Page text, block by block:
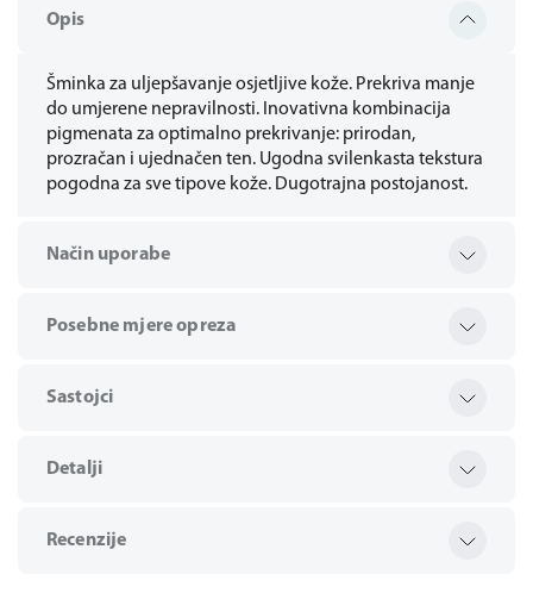
Opis
Šminka za uljepšavanje osjetljive kože. Prekriva manje
do umjerene nepravilnosti. Inovativna kombinacija
pigmenata za optimalno prekrivanje: prirodan,
prozračan i ujednačen ten. Ugodna svilenkasta tekstura
pogodna za sve tipove kože. Dugotrajna postojanost.
Način uporabe
Posebne mjere opreza
Sastojci
Detalji
Recenzije